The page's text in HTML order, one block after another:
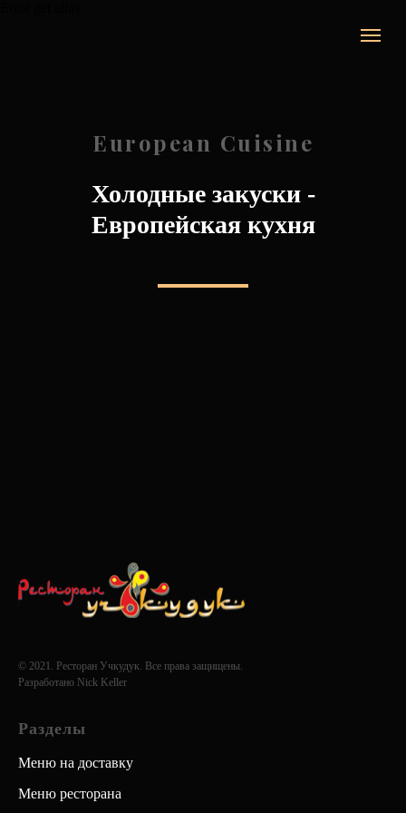
European Cuisine
Холодные закуски -
Европейская кухня
© 2021. Ресторан Учкудук. Все права защищены.
Разработано Nick Keller
Разделы
Меню на доставку
Меню ресторана